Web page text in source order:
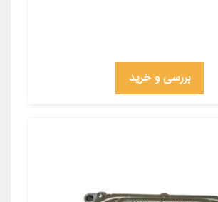
بررسی و خرید